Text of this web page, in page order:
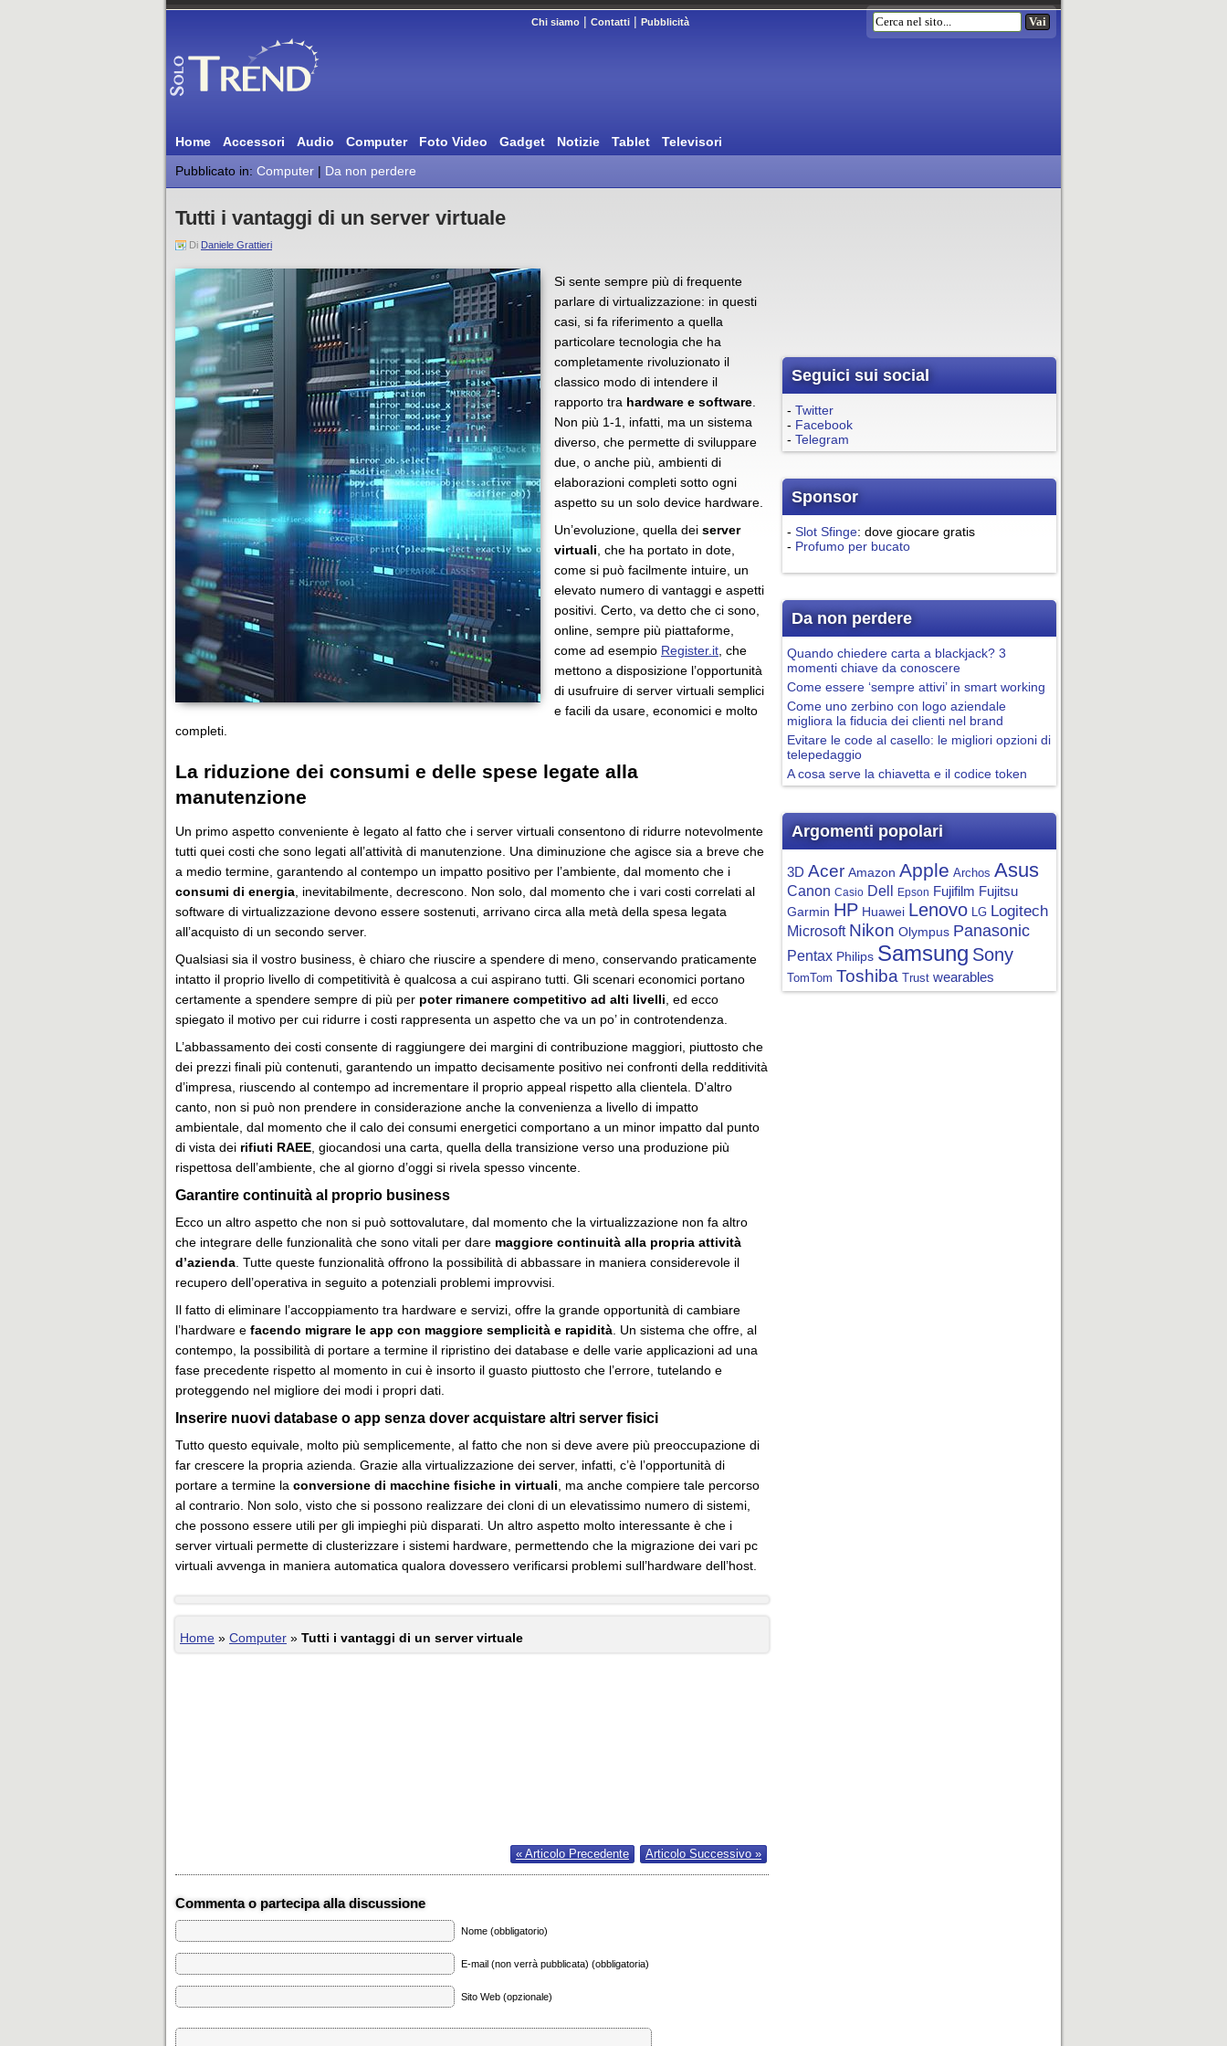
Chi siamo | Contatti | Pubblicità
Home Accessori Audio Computer Foto Video Gadget Notizie Tablet
Televisori
Pubblicato in: Computer | Da non perdere
Tutti i vantaggi di un server virtuale
Di Daniele Grattieri
Si sente sempre più di frequente
parlare di virtualizzazione: in questi
casi, si fa riferimento a quella
particolare tecnologia che ha
completamente rivoluzionato il
classico modo di intendere il
rapporto tra hardware e software
Non più 1-1, infatti, ma un sistema
diverso, che permette di sviluppare
due, o anche più, ambienti di
elaborazioni completi sotto ogni
aspetto su un solo device hardware.
Un’evoluzione, quella dei server
virtuali , che ha portato in dote,
come si può facilmente intuire, un
elevato numero di vantaggi e aspetti
positivi. Certo, va detto che ci sono,
online, sempre più piattaforme,
come ad esempio Register.it , che
mettono a disposizione l’opportunità
di usufruire di server virtuali semplici
e facili da usare, economici e molto
completi.
La riduzione dei consumi e delle spese legate alla
manutenzione
Un primo aspetto conveniente è legato al fatto che i server virtuali consentono di ridurre notevolmente
tutti quei costi che sono legati all’attività di manutenzione. Una diminuzione che agisce sia a breve che
a medio termine, garantendo al contempo un impatto positivo per l’ambiente, dal momento che i
consumi di energia , inevitabilmente, decrescono. Non solo, dal momento che i vari costi correlati al
software di virtualizzazione devono essere sostenuti, arrivano circa alla metà della spesa legata
all’acquisto di un secondo server.
Qualsiasi sia il vostro business, è chiaro che riuscire a spendere di meno, conservando praticamente
intatto il proprio livello di competitività è qualcosa a cui aspirano tutti. Gli scenari economici portano
certamente a spendere sempre di più per poter rimanere competitivo ad alti livelli , ed ecco
spiegato il motivo per cui ridurre i costi rappresenta un aspetto che va un po’ in controtendenza.
L’abbassamento dei costi consente di raggiungere dei margini di contribuzione maggiori, piuttosto che
dei prezzi finali più contenuti, garantendo un impatto decisamente positivo nei confronti della redditività
d’impresa, riuscendo al contempo ad incrementare il proprio appeal rispetto alla clientela. D’altro
canto, non si può non prendere in considerazione anche la convenienza a livello di impatto
ambientale, dal momento che il calo dei consumi energetici comportano a un minor impatto dal punto
di vista dei rifiuti RAEE , giocandosi una carta, quella della transizione verso una produzione più
rispettosa dell’ambiente, che al giorno d’oggi si rivela spesso vincente.
Garantire continuità al proprio business
Ecco un altro aspetto che non si può sottovalutare, dal momento che la virtualizzazione non fa altro
che integrare delle funzionalità che sono vitali per dare maggiore continuità alla propria attività
d’azienda . Tutte queste funzionalità offrono la possibilità di abbassare in maniera considerevole il
recupero dell’operativa in seguito a potenziali problemi improvvisi.
Il fatto di eliminare l’accoppiamento tra hardware e servizi, offre la grande opportunità di cambiare
l’hardware e facendo migrare le app con maggiore semplicità e rapidità . Un sistema che offre, al
contempo, la possibilità di portare a termine il ripristino dei database e delle varie applicazioni ad una
fase precedente rispetto al momento in cui è insorto il guasto piuttosto che l’errore, tutelando e
proteggendo nel migliore dei modi i propri dati.
Inserire nuovi database o app senza dover acquistare altri server fisici
Tutto questo equivale, molto più semplicemente, al fatto che non si deve avere più preoccupazione di
far crescere la propria azienda. Grazie alla virtualizzazione dei server, infatti, c’è l’opportunità di
portare a termine la conversione di macchine fisiche in virtuali , ma anche compiere tale percorso
al contrario. Non solo, visto che si possono realizzare dei cloni di un elevatissimo numero di sistemi,
che possono essere utili per gli impieghi più disparati. Un altro aspetto molto interessante è che i
server virtuali permette di clusterizzare i sistemi hardware, permettendo che la migrazione dei vari pc
virtuali avvenga in maniera automatica qualora dovessero verificarsi problemi sull’hardware dell’host.
Home » Computer » Tutti i vantaggi di un server virtuale
« Articolo Precedente Articolo Successivo »
Commenta o partecipa alla discussione
Nome (obbligatorio)
E-mail (non verrà pubblicata) (obbligatoria)
Sito Web (opzionale)
Seguici sui social
- Twitter
- Facebook
- Telegram
Sponsor
- Slot Sfinge: dove giocare gratis
- Profumo per bucato
Da non perdere
Quando chiedere carta a blackjack? 3
momenti chiave da conoscere
Come essere ‘sempre attivi’ in smart working
Come uno zerbino con logo aziendale
migliora la fiducia dei clienti nel brand
Evitare le code al casello: le migliori opzioni di
telepedaggio
A cosa serve la chiavetta e il codice token
Argomenti popolari
3D Acer Amazon Apple Archos Asus
Canon Casio Dell Epson Fujifilm Fujitsu
Garmin HP Huawei Lenovo LG Logitech
Microsoft Nikon Olympus Panasonic
Pentax Philips Samsung Sony
TomTom Toshiba Trust wearables